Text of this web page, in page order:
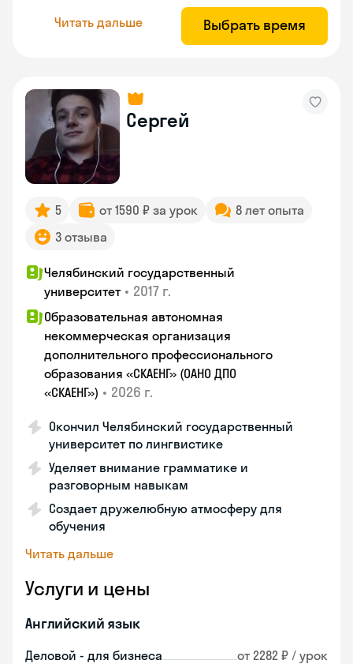
Читать дальше Выбрать время
Сергей
5 от 1590 ₽ за урок
8 лет опыта
3 отзыва
Челябинский государственный
университет • 2017 г.
Образовательная автономная
некоммерческая организация
дополнительного профессионального
образования «СКАЕНГ» (ОАНО ДПО
«СКАЕНГ») • 2026 г.
Окончил Челябинский государственный
университет по лингвистике
Уделяет внимание грамматике и
разговорным навыкам
Создает дружелюбную атмосферу для
обучения
Читать дальше
Услуги и цены
Английский язык
Деловой - для бизнеса от 2282 ₽ / урок